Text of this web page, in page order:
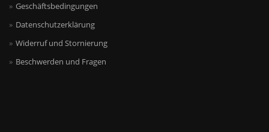
Geschäftsbedingungen
Datenschutzerklärung
Widerruf und Stornierung
Beschwerden und Fragen